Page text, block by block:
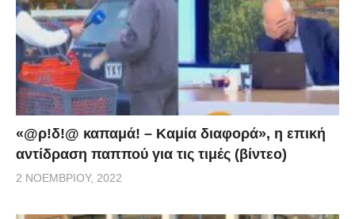
«@ρ!δ!@ καπαμά! – Καμία διαφορά», η επική
αντίδραση παππού για τις τιμές (βίντεο)
2 ΝΟΕΜΒΡΊΟΥ, 2022